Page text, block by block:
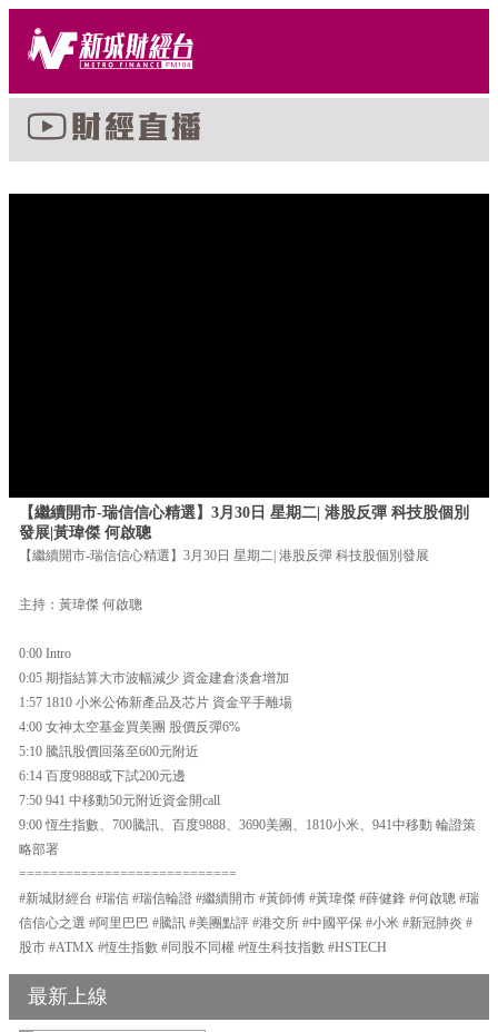
【繼續開市-瑞信信心精選】3月30日 星期二| 港股反彈 科技股個別
發展|黃瑋傑 何啟聰
【繼續開市-瑞信信心精選】3月30日 星期二| 港股反彈 科技股個別發展
主持：黃瑋傑 何啟聰
0:00 Intro
0:05 期指結算大市波幅減少 資金建倉淡倉增加
1:57 1810 小米公佈新產品及芯片 資金平手離場
4:00 女神太空基金買美團 股價反彈6%
5:10 騰訊股價回落至600元附近
6:14 百度9888或下試200元邊
7:50 941 中移動50元附近資金開call
9:00 恆生指數、700騰訊、百度9888、3690美團、1810小米、941中移動 輪證策
略部署
============================
#新城財經台 #瑞信 #瑞信輪證 #繼續開市 #黃師傅 #黃瑋傑 #薛健鋒 #何啟聰 #瑞
信信心之選 #阿里巴巴 #騰訊 #美團點評 #港交所 #中國平保 #小米 #新冠肺炎 #
股市 #ATMX #恆生指數 #同股不同權 #恆生科技指數 #HSTECH
最新上線